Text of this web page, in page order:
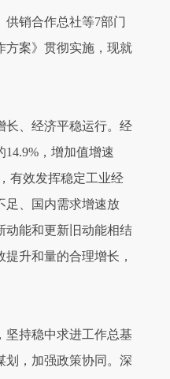
销合作总社等7部门
方案》贯彻实施，现就
长、经济平稳运行。经
，增加值增速
有效发挥稳定工业经
足、国内需求增速放
动能和更新旧动能相结
升和量的合理增长，
坚持稳中求进工作总基
划，加强政策协同。深